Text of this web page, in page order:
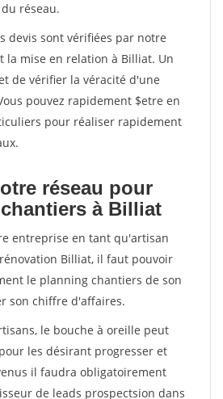
réseau.
devis sont vérifiées par notre
la mise en relation à Billiat. Un
de vérifier la véracité d'une
pouvez rapidement $etre en
pour réaliser rapidement
réseau pour
à Billiat
entreprise en tant qu'artisan
Billiat, il faut pouvoir
le planning chantiers de son
son chiffre d'affaires.
le bouche à oreille peut
les désirant progresser et
il faudra obligatoirement
de leads prospectsion dans